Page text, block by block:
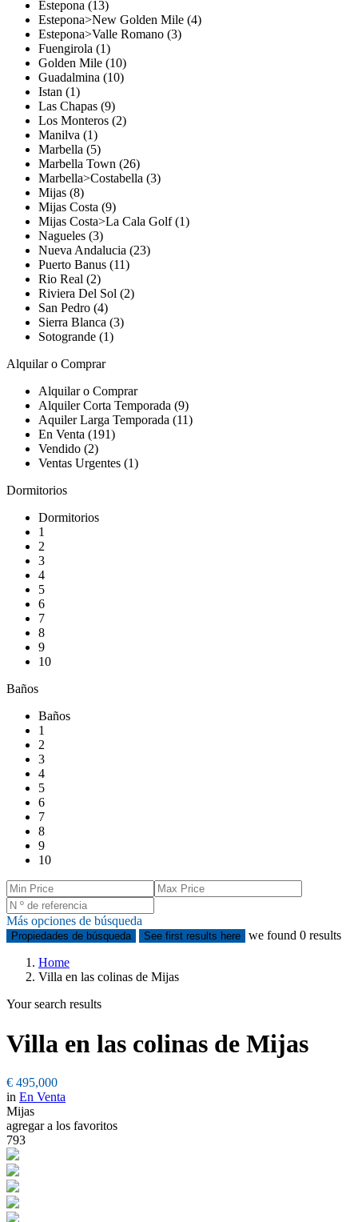
Estepona (13)
Estepona>New Golden Mile (4)
Estepona>Valle Romano (3)
Fuengirola (1)
Golden Mile (10)
Guadalmina (10)
Istan (1)
Las Chapas (9)
Los Monteros (2)
Manilva (1)
Marbella (5)
Marbella Town (26)
Marbella>Costabella (3)
Mijas (8)
Mijas Costa (9)
Mijas Costa>La Cala Golf (1)
Nagueles (3)
Nueva Andalucia (23)
Puerto Banus (11)
Rio Real (2)
Riviera Del Sol (2)
San Pedro (4)
Sierra Blanca (3)
Sotogrande (1)
Alquilar o Comprar
Alquilar o Comprar
Alquiler Corta Temporada (9)
Aquiler Larga Temporada (11)
En Venta (191)
Vendido (2)
Ventas Urgentes (1)
Dormitorios
Dormitorios
1
2
3
4
5
6
7
8
9
10
Baños
Baños
1
2
3
4
5
6
7
8
9
10
Más opciones de búsqueda
Propiedades de búsqueda See first results here we found 0 results
Home
Villa en las colinas de Mijas
Your search results
Villa en las colinas de Mijas
€ 495,000
in En Venta
Mijas
agregar a los favoritos
793